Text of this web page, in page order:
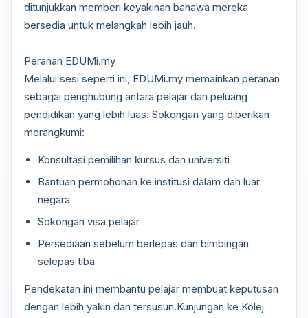
ditunjukkan memberi keyakinan bahawa mereka
bersedia untuk melangkah lebih jauh.
Peranan EDUMi.my
Melalui sesi seperti ini, EDUMi.my memainkan peranan
sebagai penghubung antara pelajar dan peluang
pendidikan yang lebih luas. Sokongan yang diberikan
merangkumi:
Konsultasi pemilihan kursus dan universiti
Bantuan permohonan ke institusi dalam dan luar
negara
Sokongan visa pelajar
Persediaan sebelum berlepas dan bimbingan
selepas tiba
Pendekatan ini membantu pelajar membuat keputusan
dengan lebih yakin dan tersusun.Kunjungan ke Kolej